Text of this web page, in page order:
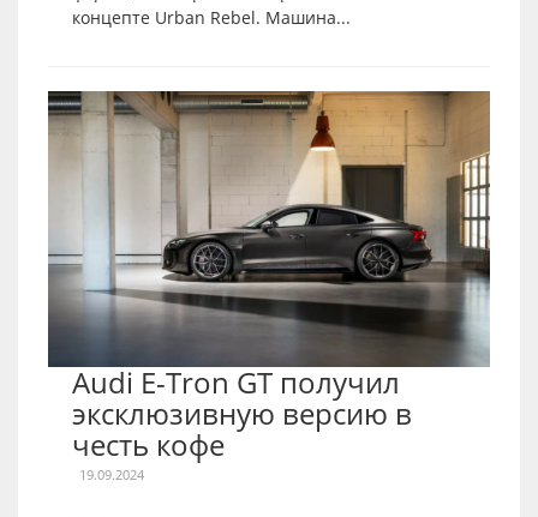
концепте Urban Rebel. Машина...
Audi E-Tron GT получил
эксклюзивную версию в
честь кофе
19.09.2024